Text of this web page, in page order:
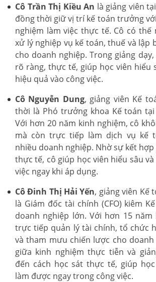
Cô Trần Thị Kiều An là giảng viên
đồng thời giữ vị trí kế toán trưởng
nghiệm làm việc thực tế. Cô có thế
xử lý nghiệp vụ kế toán, thuế và lập
cho doanh nghiệp. Trong giảng
rõ ràng, thực tế, giúp học viên hiểu
hiệu quả vào công việc.
Cô Nguyễn Dung, giảng viên Kế
thời là Phó trưởng khoa Kế toán
Với hơn 20 năm kinh nghiệm, cô
mà còn trực tiếp làm dịch vụ kế
nhiều doanh nghiệp. Nhờ sự kết
thực tế, cô giúp học viên hiểu sâu
việc ngay khi áp dụng.
Cô Đinh Thị Hải Yến, giảng viên Kế
là Giám đốc tài chính (CFO) kiêm
doanh nghiệp lớn. Với hơn 15 năm
trực tiếp quản lý tài chính, tổ chức
và tham mưu chiến lược cho
giữa kinh nghiệm thực tiễn và
đến cách học sát thực tế, giúp
làm được ngay trong công việc.